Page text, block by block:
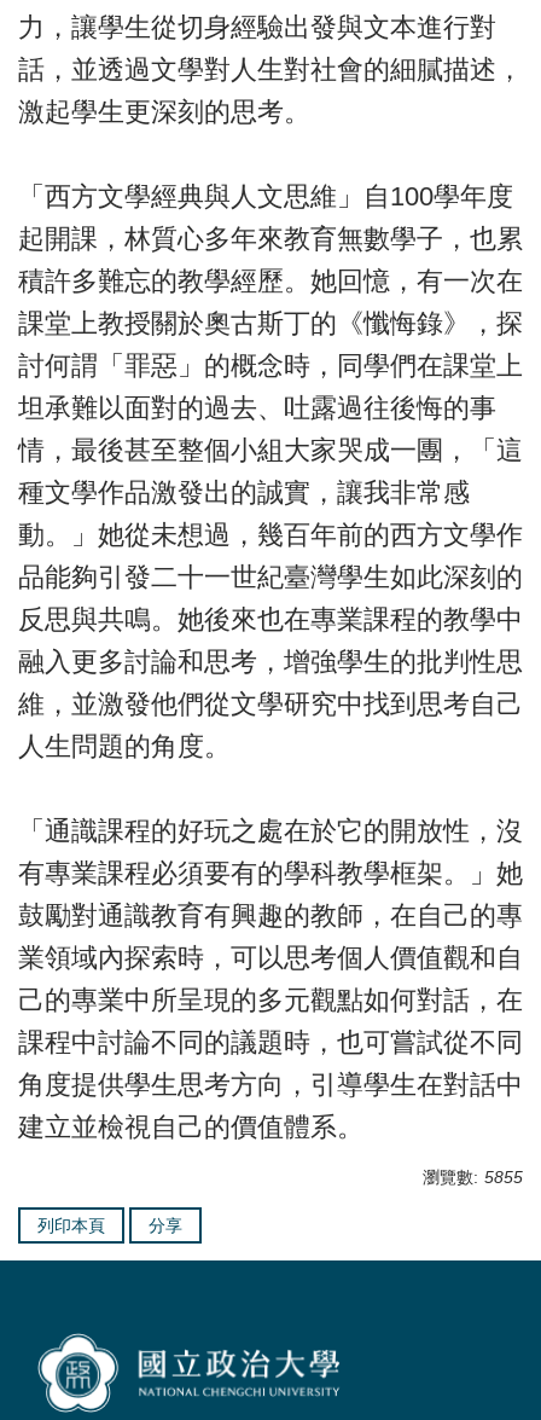
力，讓學生從切身經驗出發與文本進行對
話，並透過文學對人生對社會的細膩描述，
激起學生更深刻的思考。
「西方文學經典與人文思維」自100學年度
起開課，林質心多年來教育無數學子，也累
積許多難忘的教學經歷。她回憶，有一次在
課堂上教授關於奧古斯丁的《懺悔錄》，探
討何謂「罪惡」的概念時，同學們在課堂上
坦承難以面對的過去、吐露過往後悔的事
情，最後甚至整個小組大家哭成一團，「這
種文學作品激發出的誠實，讓我非常感
動。」她從未想過，幾百年前的西方文學作
品能夠引發二十一世紀臺灣學生如此深刻的
反思與共鳴。她後來也在專業課程的教學中
融入更多討論和思考，增強學生的批判性思
維，並激發他們從文學研究中找到思考自己
人生問題的角度。
「通識課程的好玩之處在於它的開放性，沒
有專業課程必須要有的學科教學框架。」她
鼓勵對通識教育有興趣的教師，在自己的專
業領域內探索時，可以思考個人價值觀和自
己的專業中所呈現的多元觀點如何對話，在
課程中討論不同的議題時，也可嘗試從不同
角度提供學生思考方向，引導學生在對話中
建立並檢視自己的價值體系。
瀏覽數: 5855
列印本頁 分享